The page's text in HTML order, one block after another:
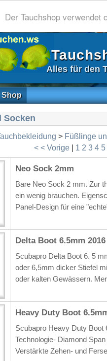
Der Tauchshop verwendet
Alles für den
Shop
Socken
> Füßlinge
< < Vorige| 1 2 3 4 5
Neo Sock 2mm
Bare Neo Sock 2 mm. Zur
ein wenig brauchen.
Panel-Design für eine
Delta Boot 6.5mm 2016
Scubapro Delta Boot 6. 5
oder 6,5mm dicker Stiefel
oder kalten Gewässern.
Heavy Duty Boot
Scubapro Heavy Duty Boot
Technologie- Diamond
Verstärkte Zehen- und